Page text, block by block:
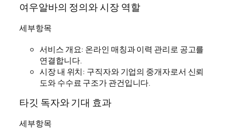
여우알바의 정의와 시장 역할
세부항목
서비스 개요: 온라인 매칭과 이력 관리로 공고를
연결합니다.
시장 내 위치: 구직자와 기업의 중개자로서 신뢰
도와 수수료 구조가 관건입니다.
타깃 독자와 기대 효과
세부항목